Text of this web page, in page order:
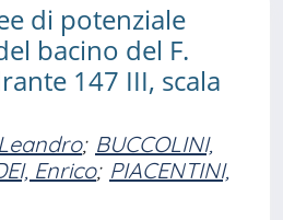
di potenziale
bacino del F.
147 III, scala
; BUCCOLINI,
Enrico; PIACENTINI,